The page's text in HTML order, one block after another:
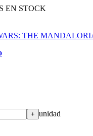
EN STOCK
THE
+ unidad